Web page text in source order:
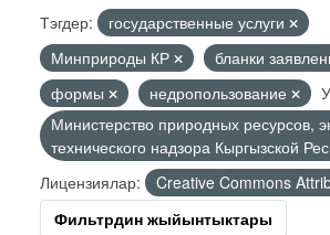
Тэгдер:
государственные услуги
Минприроды КР
бланки
формы
недропользование
Министерство природных ресурсов,
технического надзора Кыргызской
Лицензиялар:
Creative Commons
Фильтрдин жыйынтыктары